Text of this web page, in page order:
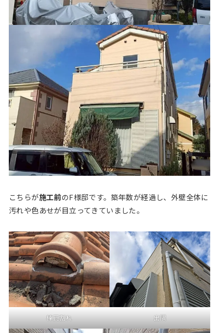
こちらが施工前のF様邸です。築年数が経過し、外壁全体に
汚れや色あせが目立ってきていました。
棟瓦割れ 出隅